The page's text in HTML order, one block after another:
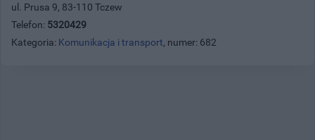
ul. Prusa 9, 83-110 Tczew
Telefon: 5320429
Kategoria: Komunikacja i transport, numer: 682